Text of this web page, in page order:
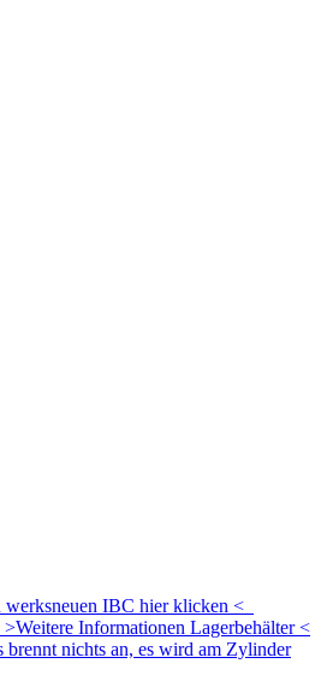
werksneuen IBC hier klicken <
Informationen Lagerbehälter <
nichts an, es wird am Zylinder